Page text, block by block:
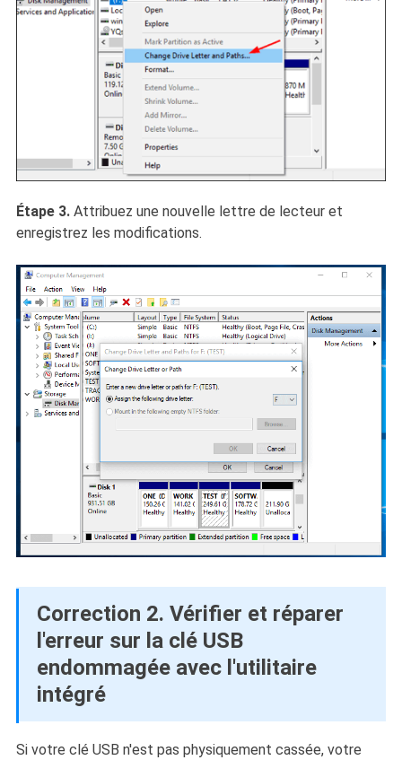
Étape 3. Attribuez une nouvelle lettre de lecteur et
enregistrez les modifications.
Correction 2. Vérifier et réparer
l'erreur sur la clé USB
endommagée avec l'utilitaire
intégré
Si votre clé USB n'est pas physiquement cassée, votre